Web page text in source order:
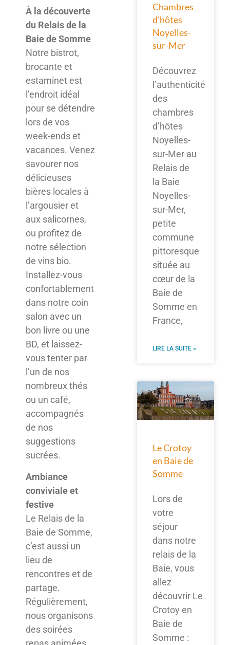
À la découverte
du Relais de la
Baie de Somme
Notre bistrot,
brocante et
estaminet est
l’endroit idéal
pour se détendre
lors de vos
week-ends et
vacances. Venez
savourer nos
délicieuses
bières locales à
l’argousier et
aux salicornes,
ou profitez de
notre sélection
de vins bio.
Installez-vous
confortablement
dans notre coin
salon avec un
bon livre ou une
BD, et laissez-
vous tenter par
l’un de nos
nombreux thés
ou un café,
accompagnés
de nos
suggestions
sucrées.
Ambiance
conviviale et
festive
Le Relais de la
Baie de Somme,
c’est aussi un
lieu de
rencontres et de
partage.
Régulièrement,
nous organisons
des soirées
Chambres
d’hôtes
Noyelles-
sur-Mer
Découvrez
l’authenticité
des
chambres
d’hôtes
Noyelles-
sur-Mer au
Relais de
la Baie
Noyelles-
sur-Mer,
petite
commune
pittoresque
située au
cœur de la
Baie de
Somme en
France,
LIRE LA SUITE »
Le Crotoy
en Baie de
Somme
Lors de
votre
séjour
dans notre
relais de la
Baie, vous
allez
découvrir Le
Crotoy en
Baie de
Somme :